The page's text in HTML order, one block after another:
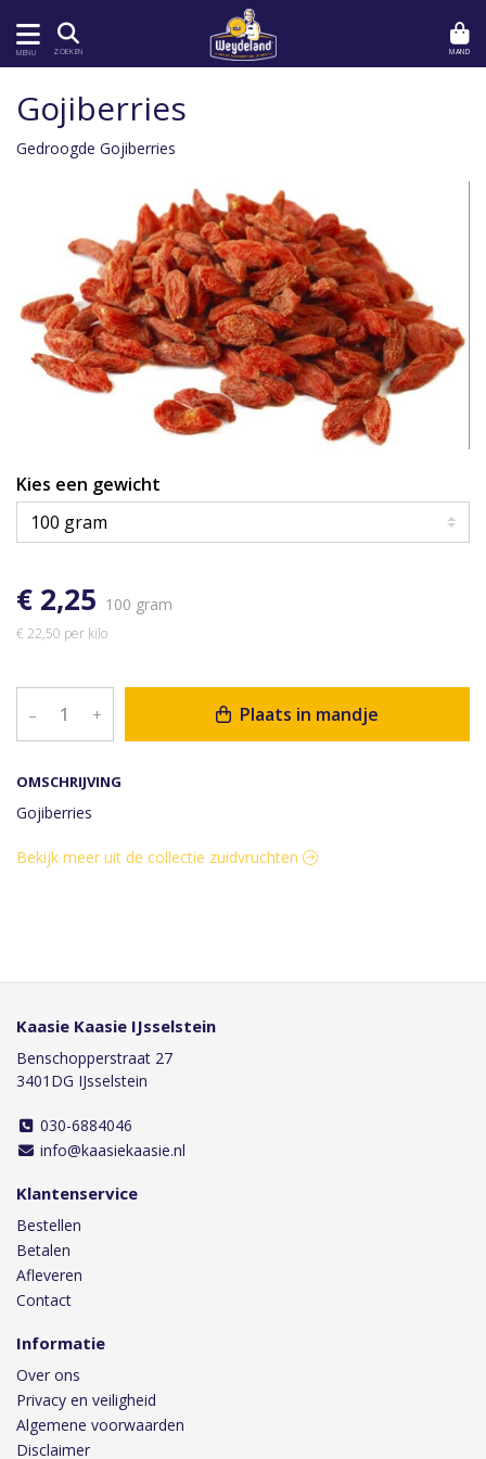
MENU ZOEKEN MAND
OMSCHRIJVING
Gojiberries
Gojiberries
Gedroogde Gojiberries
Kies een gewicht
€ 2,25 100 gram
€ 22,50 per kilo
– + Plaats in mandje
Bekijk meer uit de collectie zuidvruchten
Kaasie Kaasie IJsselstein
Benschopperstraat 27
3401DG IJsselstein
030-6884046
info@kaasiekaasie.nl
Klantenservice
Bestellen
Betalen
Afleveren
Contact
Informatie
Over ons
Privacy en veiligheid
Algemene voorwaarden
Disclaimer